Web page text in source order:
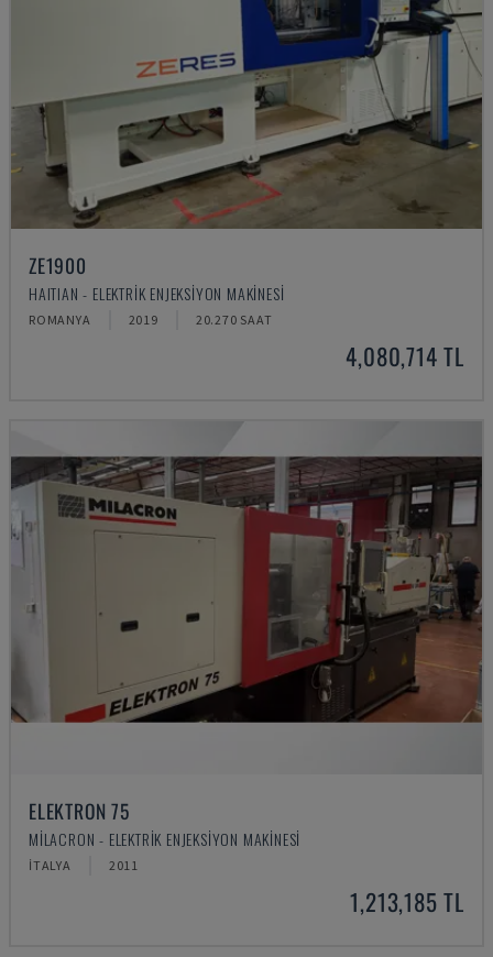
ZE1900
HAITIAN - ELEKTRIK ENJEKSIYON MAKINESI
ROMANYA 2019 20.270 SAAT
4,080,714 TL
ELEKTRON 75
MILACRON - ELEKTRIK ENJEKSIYON MAKINESI
İTALYA 2011
1,213,185 TL